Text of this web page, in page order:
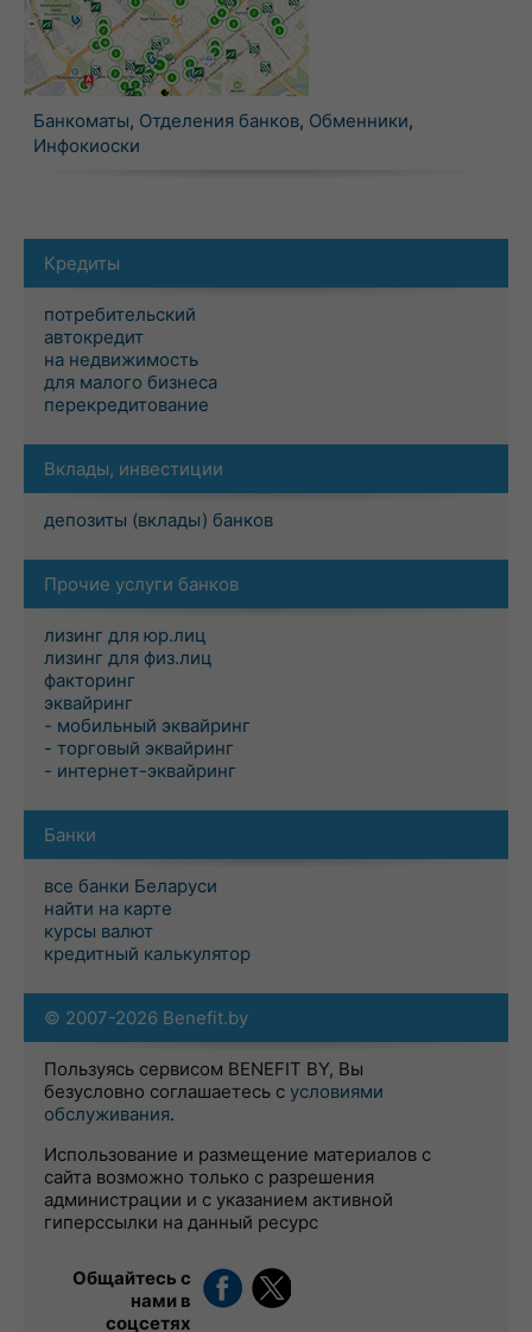
Банкоматы, Отделения банков, Обменники,
Инфокиоски
Кредиты
потребительский
автокредит
на недвижимость
для малого бизнеса
перекредитование
Вклады, инвестиции
депозиты (вклады) банков
Прочие услуги банков
лизинг для юр.лиц
лизинг для физ.лиц
факторинг
эквайринг
- мобильный эквайринг
- торговый эквайринг
- интернет-эквайринг
Банки
все банки Беларуси
найти на карте
курсы валют
кредитный калькулятор
© 2007-2026 Benefit.by
Пользуясь сервисом BENEFIT BY, Вы
безусловно соглашаетесь с условиями
обслуживания.
Использование и размещение материалов с
сайта возможно только с разрешения
администрации и с указанием активной
гиперссылки на данный ресурс
Общайтесь с
нами в
соцсетях